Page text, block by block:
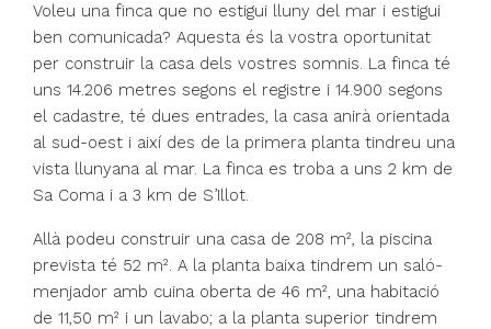
Voleu una finca que no estigui lluny del mar i estigui
ben comunicada? Aquesta és la vostra oportunitat
per construir la casa dels vostres somnis. La finca té
uns 14.206 metres segons el registre i 14.900 segons
el cadastre, té dues entrades, la casa anirà orientada
al sud-oest i així des de la primera planta tindreu una
vista llunyana al mar. La finca es troba a uns 2 km de
Sa Coma i a 3 km de S’Illot.
Allà podeu construir una casa de 208 m², la piscina
prevista té 52 m². A la planta baixa tindrem un saló-
menjador amb cuina oberta de 46 m², una habitació
de 11,50 m² i un lavabo; a la planta superior tindrem